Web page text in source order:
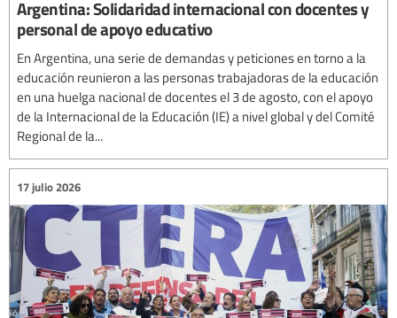
Argentina: Solidaridad internacional con docentes y
personal de apoyo educativo
En Argentina, una serie de demandas y peticiones en torno a la
educación reunieron a las personas trabajadoras de la educación
en una huelga nacional de docentes el 3 de agosto, con el apoyo
de la Internacional de la Educación (IE) a nivel global y del Comité
Regional de la...
17 julio 2026